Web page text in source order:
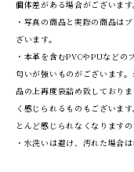
個体差がある場合がございます
・写真の商品と実際の商品は
ざいます。
・本革を含むPVCやPUなど
匂いが強いものがございます
品の上再度袋詰め致しており
く感じられるものもございま
とんど感じられなくなります
・水洗いは避け、汚れた場合